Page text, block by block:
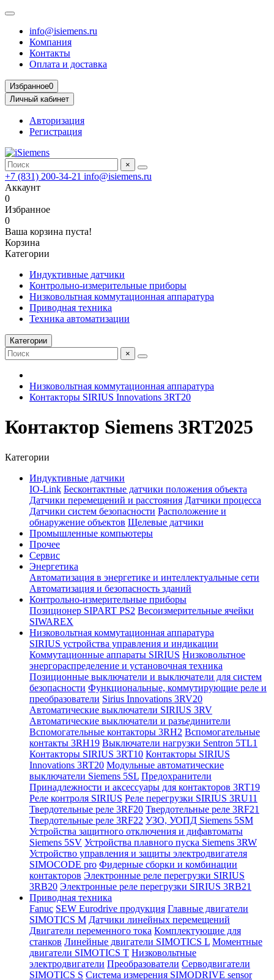
info@isiemens.ru
Компания
Контакты
Оплата и доставка
Избранное0
Личный кабинет
Авторизация
Регистрация
×
+7 (831) 200-34-21 info@isiemens.ru
Аккаунт
0
Избранное
0
Ваша корзина пуста!
Корзина
Категории
Индуктивные датчики
Контрольно-измерительные приборы
Низковольтная коммутационная аппаратура
Приводная техника
Техника автоматизации
Категории
×
Низковольтная коммутационная аппаратура
Контакторы SIRIUS Innovations 3RT20
Контактор Siemens 3RT2025
Категории
Индуктивные датчики
IO-Link Бесконтактные датчики положения объекта
Датчики перемещений и расстояния Датчики процесса
Датчики систем безопасности Расположение и
обнаружение объектов Щелевые датчики
Промышленные компьютеры
Прочее
Сервис
Энергетика
Автоматизация в энергетике и интеллектуальные сети
Автоматизация и безопасность зданий
Контрольно-измерительные приборы
Позиционер SIPART PS2 Весоизмерительные ячейки
SIWAREX
Низковольтная коммутационная аппаратура
SIRIUS устройства управления и индикации
Коммутационные аппараты SIRIUS Низковольтное
энергораспределение и установочная техника
Позиционные выключатели и выключатели для систем
безопасности Функциональные, коммутирующие реле и
преобразователи Sirius Innovations 3RV20
Автоматические выключатели SIRIUS 3RV
Автоматические выключатели и разъединители
Вспомогательные контакторы 3RH2 Вспомогательные
контакты 3RH19 Выключатели нагрузки Sentron 5TL1
Контакторы SIRIUS 3RT10 Контакторы SIRIUS
Innovations 3RT20 Модульные автоматические
выключатели Siemens 5SL Предохранители
Принадлежности и аксессуары для контакторов 3RT19
Реле контроля SIRIUS Реле перегрузки SIRIUS 3RU11
Твердотельные реле 3RF20 Твердотельные реле 3RF21
Твердотельные реле 3RF22 УЗО, УОПД Siemens 5SM
Устройства защитного отключения и дифавтоматы
Siemens 5SV Устройства плавного пуска Siemens 3RW
Устройство управления и защиты электродвигателя
SIMOCODE pro Фидерные сборки и комбинации
контакторов Электронные реле перегрузки SIRIUS
3RB20 Электронные реле перегрузки SIRIUS 3RB21
Приводная техника
Fanuc SEW Eurodrive продукция Главные двигатели
SIMOTICS M Датчики линейных перемещений
Двигатели переменного тока Комплектующие для
станков Линейные двигатели SIMOTICS L Моментные
двигатели SIMOTICS T Низковольтные
электродвигатели Преобразователи Серводвигатели
SIMOTICS S Система измерения SIMODRIVE sensor